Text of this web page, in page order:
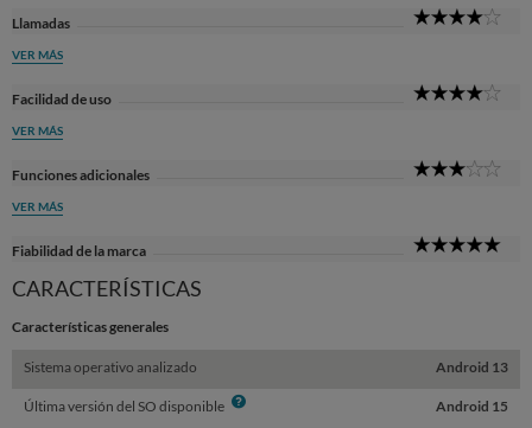
Llamadas
VER MÁS
Facilidad de uso
VER MÁS
Funciones adicionales
VER MÁS
Fiabilidad de la marca
CARACTERÍSTICAS
Características generales
Sistema operativo analizado Android 13
Última versión del SO disponible Info Android 15